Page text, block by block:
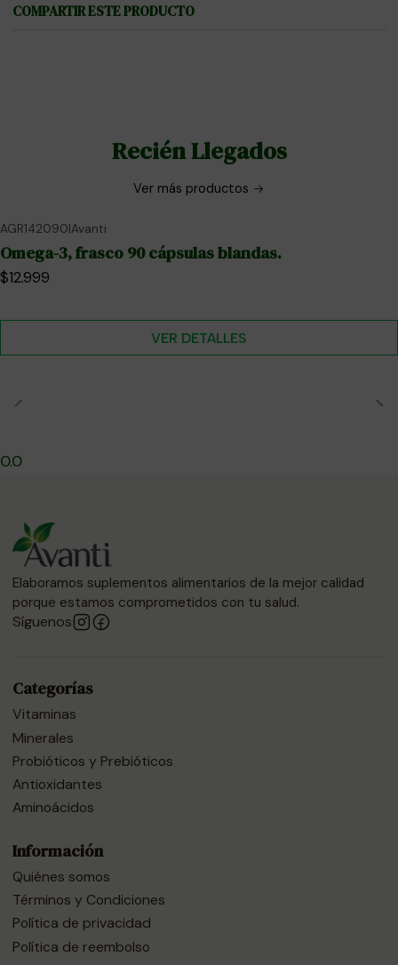
COMPARTIR ESTE PRODUCTO
Recién Llegados
Ver más productos
AGR142090|Avanti
Omega-3, frasco 90 cápsulas blandas.
$12.999
VER DETALLES
0.0
Elaboramos suplementos alimentarios de la mejor calidad
porque estamos comprometidos con tu salud.
Síguenos
Categorías
Vitaminas
Minerales
Probióticos y Prebióticos
Antioxidantes
Aminoácidos
Información
Quiénes somos
Términos y Condiciones
Política de privacidad
Política de reembolso